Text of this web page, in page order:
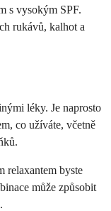
s vysokým SPF.
rukávů, kalhot a
léky. Je naprosto
co užíváte, včetně
relaxantem byste
může způsobit
.